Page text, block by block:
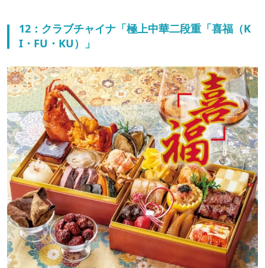
12：クラブチャイナ「極上中華二段重「喜福（K
I・FU・KU）」